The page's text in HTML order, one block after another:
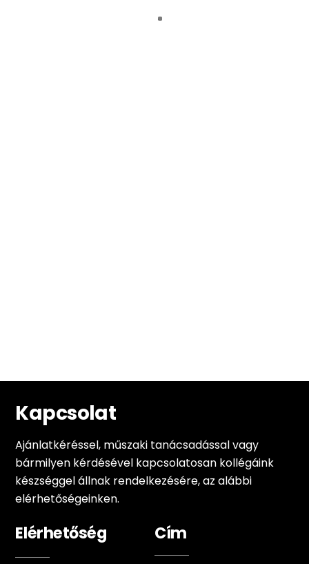
Kapcsolat
Ajánlatkéréssel, műszaki tanácsadással vagy
bármilyen kérdésével kapcsolatosan kollégáink
készséggel állnak rendelkezésére, az alábbi
elérhetőségeinken.
Elérhetőség Cím